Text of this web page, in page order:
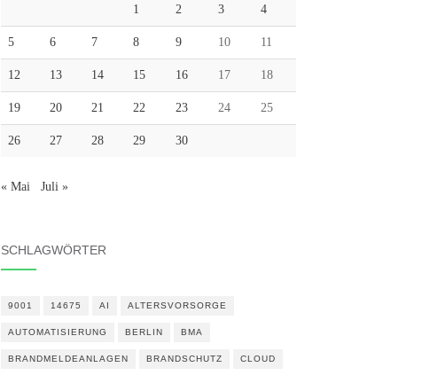
1 2 3 4
5 6 7 8 9 10 11
12 13 14 15 16 17 18
19 20 21 22 23 24 25
26 27 28 29 30
« Mai Juli »
SCHLAGWÖRTER
9001 14675 AI ALTERSVORSORGE
AUTOMATISIERUNG BERLIN BMA
BRANDMELDEANLAGEN BRANDSCHUTZ CLOUD